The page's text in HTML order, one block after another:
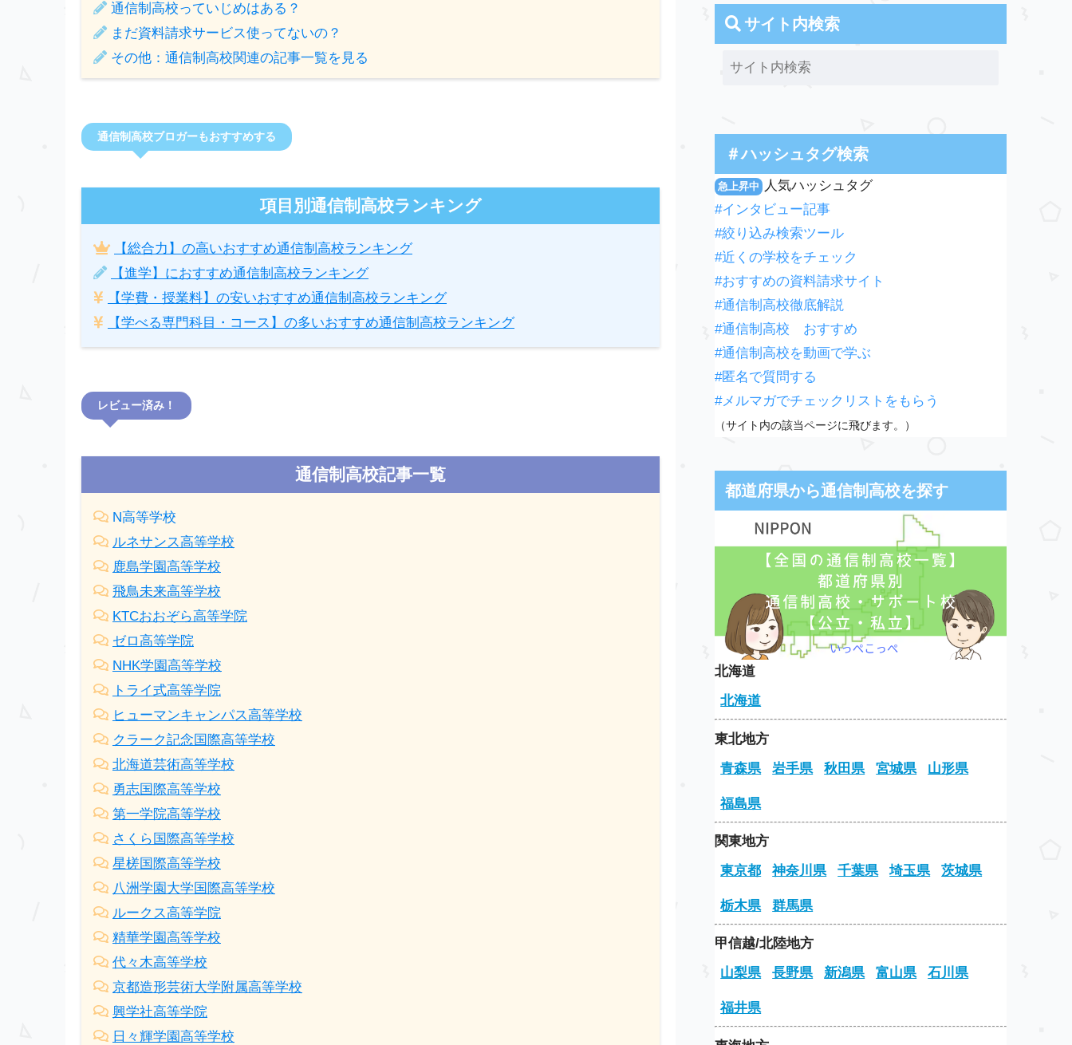
通信制高校っていじめはある？
まだ資料請求サービス使ってないの？
その他：通信制高校関連の記事一覧を見る
通信制高校ブロガーもおすすめする
項目別通信制高校ランキング
【総合力】の高いおすすめ通信制高校ランキング
【進学】におすすめ通信制高校ランキング
【学費・授業料】の安いおすすめ通信制高校ランキング
【学べる専門科目・コース】の多いおすすめ通信制高校ランキング
レビュー済み！
通信制高校記事一覧
N高等学校
ルネサンス高等学校
鹿島学園高等学校
飛鳥未来高等学校
KTCおおぞら高等学院
ゼロ高等学院
NHK学園高等学校
トライ式高等学院
ヒューマンキャンパス高等学校
クラーク記念国際高等学校
北海道芸術高等学校
勇志国際高等学校
第一学院高等学校
さくら国際高等学校
星槎国際高等学校
八洲学園大学国際高等学校
ルークス高等学院
精華学園高等学校
代々木高等学校
京都造形芸術大学附属高等学校
興学社高等学院
日々輝学園高等学校
サイト内検索
＃ハッシュタグ検索
急上昇中
人気ハッシュタグ
#インタビュー記事
#絞り込み検索ツール
#近くの学校をチェック
#おすすめの資料請求サイト
#通信制高校徹底解説
#通信制高校 おすすめ
#通信制高校を動画で学ぶ
#匿名で質問する
#メルマガでチェックリストをもらう
（サイト内の該当ページに飛びます。）
都道府県から通信制高校を探す
北海道
北海道
東北地方
青森県
岩手県 秋田県 宮城県 山形県
福島県
関東地方
東京都
神奈川県 千葉県 埼玉県 茨城県
栃木県 群馬県
甲信越/北陸地方
山梨県
長野県 新潟県 富山県 石川県
福井県